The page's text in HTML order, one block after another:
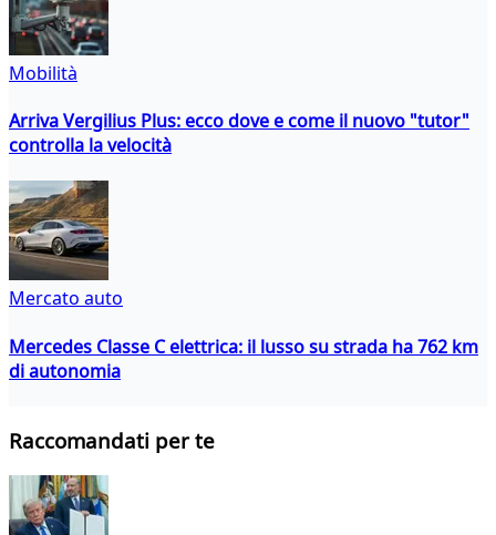
Mobilità
Arriva Vergilius Plus: ecco dove e come il nuovo "tutor"
controlla la velocità
Mercato auto
Mercedes Classe C elettrica: il lusso su strada ha 762 km
di autonomia
Raccomandati per te